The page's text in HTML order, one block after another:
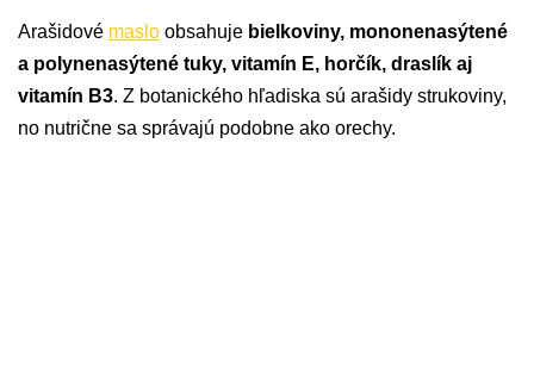
Arašidové maslo obsahuje bielkoviny, mononenasýtené
a polynenasýtené tuky, vitamín E, horčík, draslík aj
vitamín B3. Z botanického hľadiska sú arašidy strukoviny,
no nutrične sa správajú podobne ako orechy.